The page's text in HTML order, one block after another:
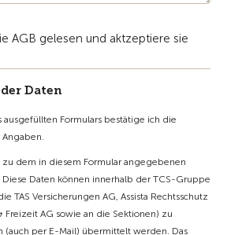
AGB gelesen und aktzeptiere sie
Daten
ausgefüllten Formulars bestätige ich die
dem in diesem Formular angegebenen
Daten können innerhalb der TCS-Gruppe
TAS Versicherungen AG, Assista Rechtsschutz
Freizeit AG sowie an die Sektionen) zu
(auch per E-Mail) übermittelt werden. Das